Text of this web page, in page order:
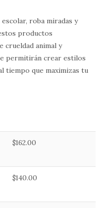
roba miradas y
productos
crueldad animal y
permitirán crear estilos
tiempo que maximizas tu
$162.00
$140.00